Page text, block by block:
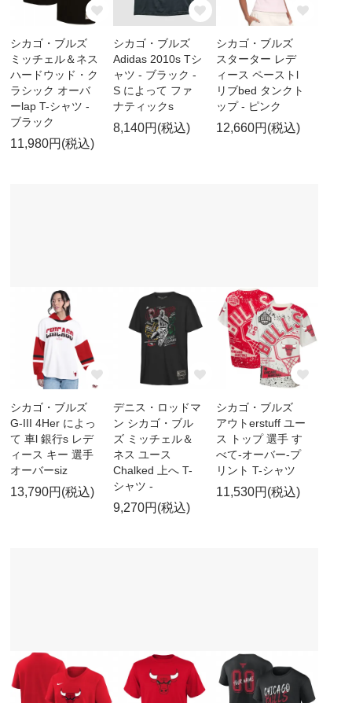
シカゴ・ブルズ
ミッチェル＆ネス
ハードウッド・ク
ラシック オーバ
ーlap T-シャツ -
ブラック
11,980円(税込)
シカゴ・ブルズ
Adidas 2010s Tシ
ャツ - ブラック -
S によって ファ
ナティックs
8,140円(税込)
シカゴ・ブルズ
スターター レデ
ィース ペーストl
リブbed タンクト
ップ - ピンク
12,660円(税込)
シカゴ・ブルズ
G-III 4Her によっ
て 車l 銀行s レデ
ィース キー 選手
オーバーsiz
13,790円(税込)
デニス・ロッドマ
ン シカゴ・ブル
ズ ミッチェル＆
ネス ユース
Chalked 上へ T-
シャツ -
9,270円(税込)
シカゴ・ブルズ
アウトerstuff ユー
ス トップ 選手 す
べて-オーバー-プ
リント T-シャツ
11,530円(税込)